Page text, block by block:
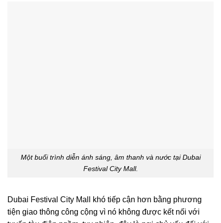
Một buổi trình diễn ánh sáng, âm thanh và nước tại Dubai
Festival City Mall.
Dubai Festival City Mall khó tiếp cận hơn bằng phương
tiện giao thông công cộng vì nó không được kết nối với